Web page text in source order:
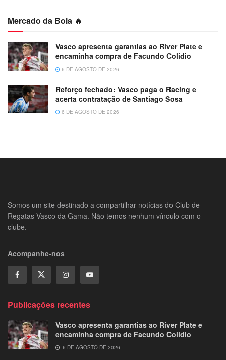
Mercado da Bola 🔥
Vasco apresenta garantias ao River Plate e
encaminha compra de Facundo Colidio
6 DE AGOSTO DE 2026
Reforço fechado: Vasco paga o Racing e
acerta contratação de Santiago Sosa
6 DE AGOSTO DE 2026
Somos um site destinado a compartilhar notícias do Club de
Regatas Vasco da Gama. Não temos nenhum vínculo com o
clube.
Acompanhe-nos
Publicações recentes
Vasco apresenta garantias ao River Plate e
encaminha compra de Facundo Colidio
6 DE AGOSTO DE 2026